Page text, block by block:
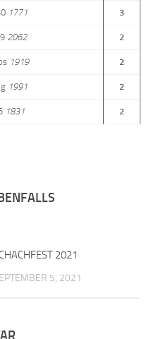
1771 3
2062 2
1919 2
1991 2
1831 2
2021
5, 2021